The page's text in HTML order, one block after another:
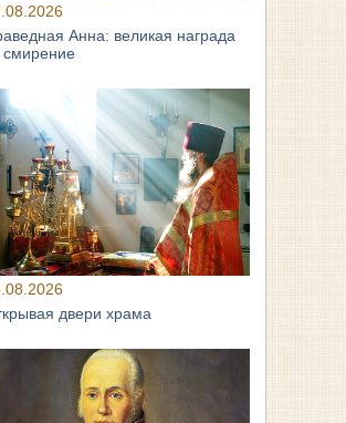
Анна: великая награда
смирение
двери храма